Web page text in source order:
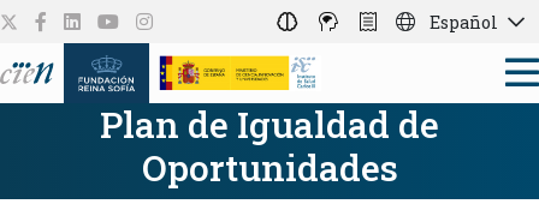
Español
Plan de Igualdad de
Oportunidades